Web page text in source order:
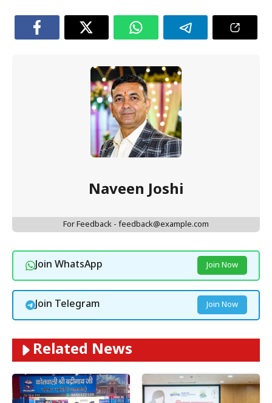
Naveen Joshi
For Feedback - feedback@example.com
Join WhatsApp Join Now
Join Telegram Join Now
Related News